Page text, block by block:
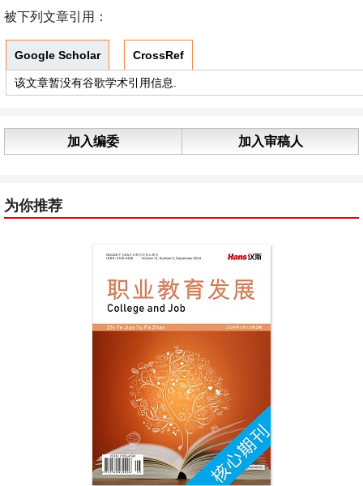
被下列文章引用：
Google Scholar CrossRef
该文章暂没有谷歌学术引用信息.
加入编委 加入审稿人
为你推荐